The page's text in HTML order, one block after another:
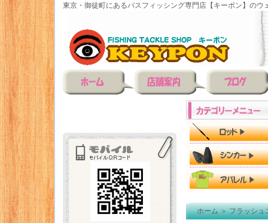
東京・御徒町にあるバスフィッシング専門店【キーポン】のウ
ホーム＞フラッシュ